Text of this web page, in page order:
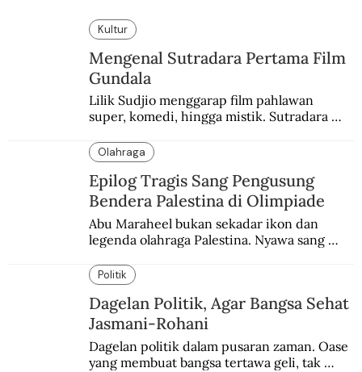
Kultur
Mengenal Sutradara Pertama Film
Gundala
Lilik Sudjio menggarap film pahlawan
super, komedi, hingga mistik. Sutradara
Olahraga
Epilog Tragis Sang Pengusung
Bendera Palestina di Olimpiade
Abu Maraheel bukan sekadar ikon dan
legenda olahraga Palestina. Nyawa sang
memblokade Rafah.
Politik
Dagelan Politik, Agar Bangsa Sehat
Jasmani-Rohani
Dagelan politik dalam pusaran zaman. Oase
yang membuat bangsa tertawa geli, tak